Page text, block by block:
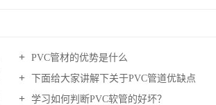
PVC管材的优势是什么
下面给大家讲解下关于PVC管道优缺点
学习如何判断PVC软管的好坏？